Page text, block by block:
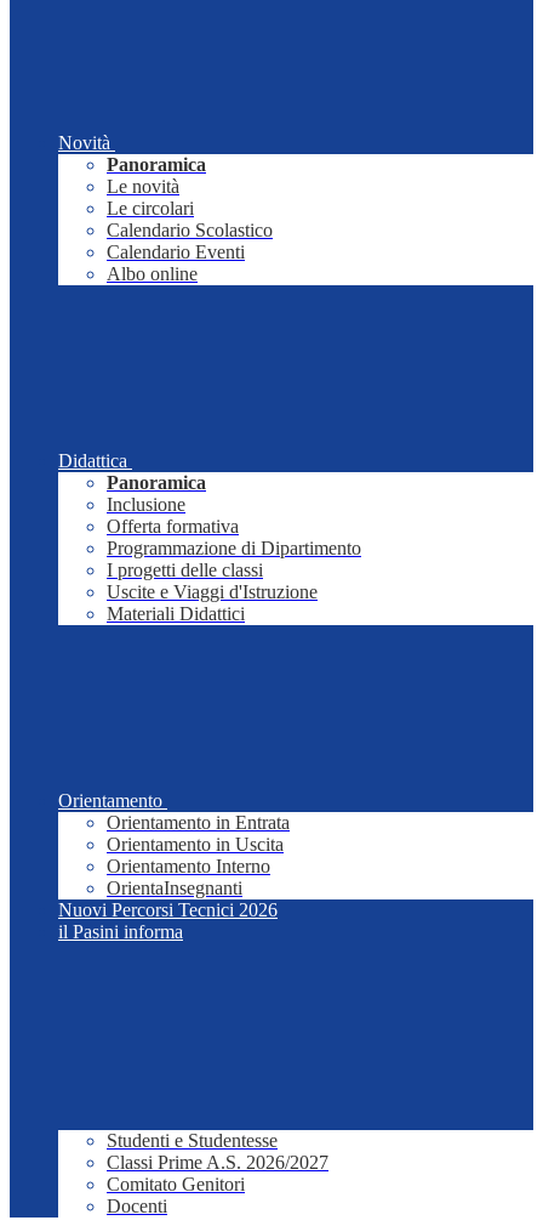
Novità
Panoramica
Le novità
Le circolari
Calendario Scolastico
Calendario Eventi
Albo online
Didattica
Panoramica
Inclusione
Offerta formativa
Programmazione di Dipartimento
I progetti delle classi
Uscite e Viaggi d'Istruzione
Materiali Didattici
Orientamento
Orientamento in Entrata
Orientamento in Uscita
Orientamento Interno
OrientaInsegnanti
Nuovi Percorsi Tecnici 2026
il Pasini informa
Studenti e Studentesse
Classi Prime A.S. 2026/2027
Comitato Genitori
Docenti